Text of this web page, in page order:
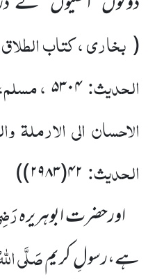
( بخاری ، کتاب
الحدیث:۵۳۰۴،
الاحسان الی الارملۃ
الحدیث: ۴۲(۲۹۸۳)
)
اورحضرت ابوہریرہ
ہے،رسولِ کریمصَلَّی